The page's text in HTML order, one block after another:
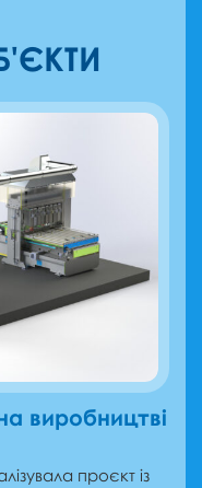
виробництві
проєкт із